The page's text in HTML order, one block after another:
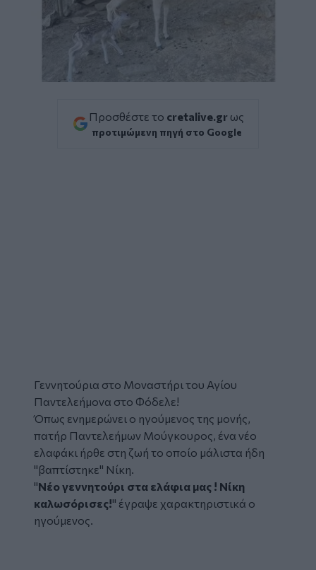
Προσθέστε το cretalive.gr ως
προτιμώμενη πηγή στο Google
Γεννητούρια στο Μοναστήρι του Αγίου
Παντελεήμονα στο Φόδελε!
Όπως ενημερώνει ο ηγούμενος της μονής,
πατήρ Παντελεήμων Μούγκουρος, ένα νέο
ελαφάκι ήρθε στη ζωή το οποίο μάλιστα ήδη
"βαπτίστηκε" Νίκη.
"Νέο γεννητούρι στα ελάφια μας ! Νίκη
καλωσόρισες!" έγραψε χαρακτηριστικά ο
ηγούμενος.